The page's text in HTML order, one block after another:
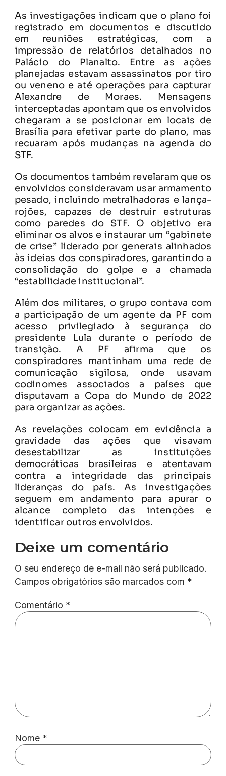
As investigações indicam que o plano foi
registrado em documentos e discutido
em reuniões estratégicas, com a
impressão de relatórios detalhados no
Palácio do Planalto. Entre as ações
planejadas estavam assassinatos por tiro
ou veneno e até operações para capturar
Alexandre de Moraes. Mensagens
interceptadas apontam que os envolvidos
chegaram a se posicionar em locais de
Brasília para efetivar parte do plano, mas
recuaram após mudanças na agenda do
STF.
Os documentos também revelaram que os
envolvidos consideravam usar armamento
pesado, incluindo metralhadoras e lança-
rojões, capazes de destruir estruturas
como paredes do STF. O objetivo era
eliminar os alvos e instaurar um “gabinete
de crise” liderado por generais alinhados
às ideias dos conspiradores, garantindo a
consolidação do golpe e a chamada
“estabilidade institucional”.
Além dos militares, o grupo contava com
a participação de um agente da PF com
acesso privilegiado à segurança do
presidente Lula durante o período de
transição. A PF afirma que os
conspiradores mantinham uma rede de
comunicação sigilosa, onde usavam
codinomes associados a países que
disputavam a Copa do Mundo de 2022
para organizar as ações.
As revelações colocam em evidência a
gravidade das ações que visavam
desestabilizar as instituições
democráticas brasileiras e atentavam
contra a integridade das principais
lideranças do país. As investigações
seguem em andamento para apurar o
alcance completo das intenções e
identificar outros envolvidos.
Deixe um comentário
O seu endereço de e-mail não será publicado.
Campos obrigatórios são marcados com *
Comentário *
Nome *